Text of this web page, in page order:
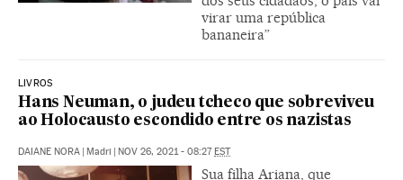
virar uma república
bananeira”
LIVROS
Hans Neuman, o judeu tcheco que sobreviveu
ao Holocausto escondido entre os nazistas
DAIANE NORA | Madri | NOV 26, 2021 - 08:27EST
Sua filha Ariana, que